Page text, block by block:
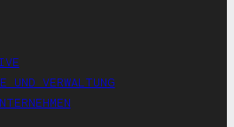
UND VERWALTUNG